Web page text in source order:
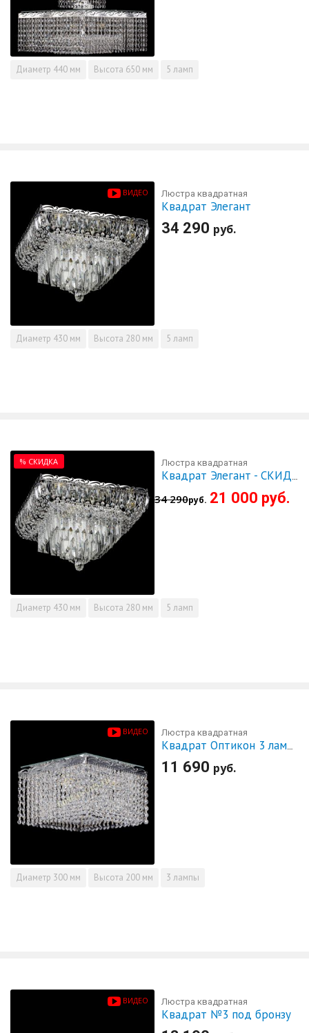
Диаметр 440 мм Высота 650 мм 5 ламп
ВИДЕО Люстра квадратная
Квадрат Элегант
34 290 руб.
Диаметр 430 мм Высота 280 мм 5 ламп
% СКИДКА Люстра квадратная
Квадрат Элегант - СКИДКА!!!
34 290руб. 21 000 руб.
Диаметр 430 мм Высота 280 мм 5 ламп
ВИДЕО Люстра квадратная
Квадрат Оптикон 3 лампы
11 690 руб.
Диаметр 300 мм Высота 200 мм 3 лампы
ВИДЕО Люстра квадратная
Квадрат №3 под бронзу